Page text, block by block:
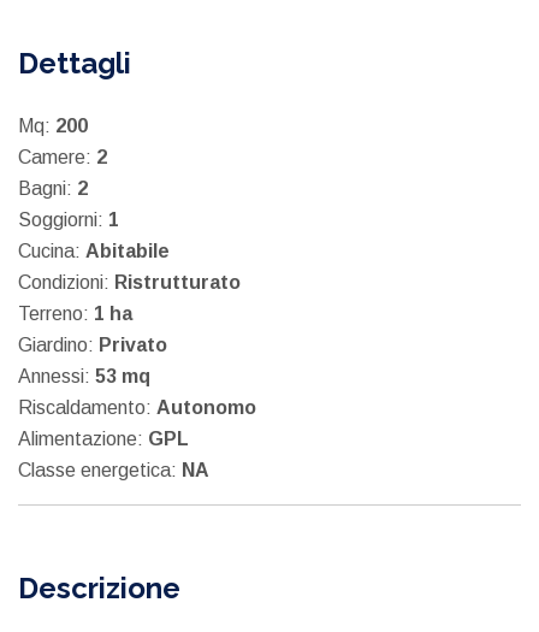
Dettagli
Mq: 200
Camere: 2
Bagni: 2
Soggiorni: 1
Cucina: Abitabile
Condizioni: Ristrutturato
Terreno: 1 ha
Giardino: Privato
Annessi: 53 mq
Riscaldamento: Autonomo
Alimentazione: GPL
Classe energetica: NA
Descrizione